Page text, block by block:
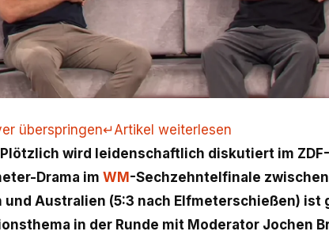
überspringen↵Artikel weiterlesen
Plötzlich wird leidenschaftlich diskutiert im
Drama im WM -Sechzehntelfinale zwischen
und Australien (5:3 nach Elfmeterschießen) ist
in der Runde mit Moderator Jochen